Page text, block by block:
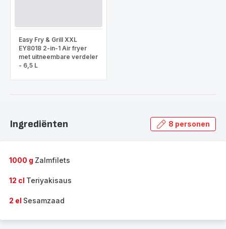
Easy Fry & Grill XXL
EY8018 2-in-1 Air fryer
met uitneembare verdeler
- 6,5 L
Ingrediënten 8 personen
1000 g Zalmfilets
12 cl Teriyakisaus
2 el Sesamzaad